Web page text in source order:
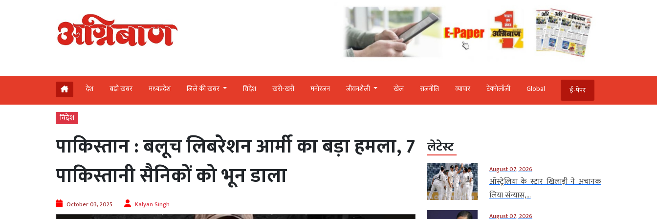
देश बड़ी खबर मध्‍यप्रदेश जिले की खबर विदेश खरी-खरी मनोरंजन जीवनशैली खेल राजनीति व्‍यापार टेक्‍नोलॉजी Global ई-पेपर
विदेश
पाकिस्तान : बलूच लिबरेशन आर्मी का बड़ा हमला, 7
पाकिस्तानी सैनिकों को भून डाला
October 03, 2025 Kalyan Singh
लेटेस्ट
August 07, 2026
ऑस्ट्रेलिया के स्टार खिलाड़ी ने अचानक
लिया संन्यास,...
August 07, 2026